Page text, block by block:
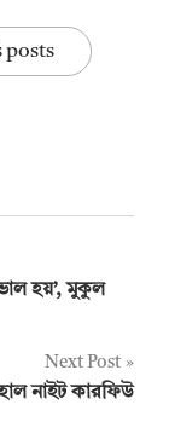
posts
ভাল হয়’, মুকুল
Next Post
নাইট কারফিউ